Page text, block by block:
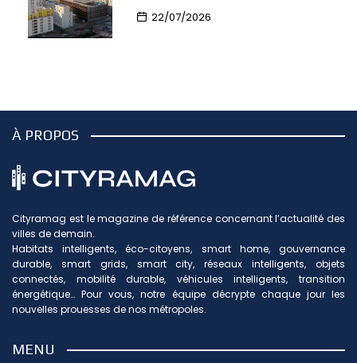
22/07/2026
À PROPOS
Cityramag est le magazine de référence concernant l’actualité des
villes de demain.
Habitats intelligents, éco-citoyens, smart home, gouvernance
durable, smart grids, smart city, réseaux intelligents, objets
connectés, mobilité durable, véhicules intelligents, transition
énergétique… Pour vous, notre équipe décrypte chaque jour les
nouvelles prouesses de nos métropoles.
MENU